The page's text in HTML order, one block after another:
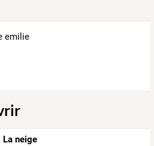
emilie
La neige